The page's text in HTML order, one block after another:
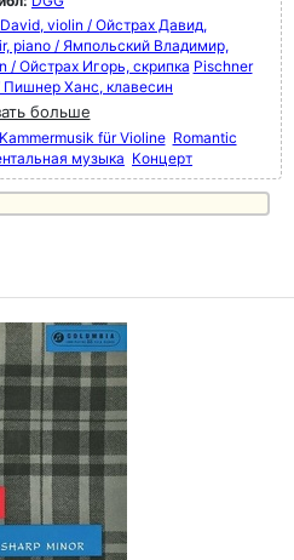
violin / Ойстрах Давид,
piano / Ямпольский Владимир,
/ Ойстрах Игорь, скрипка Pischner
Пишнер Ханс, клавесин
больше
Kammermusik für Violine Romantic
музыка Концерт